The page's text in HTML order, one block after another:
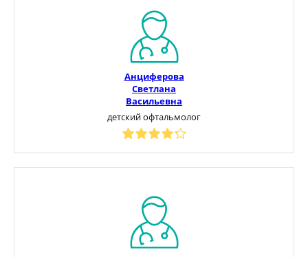
Анциферова
Светлана
Васильевна
детский офтальмолог